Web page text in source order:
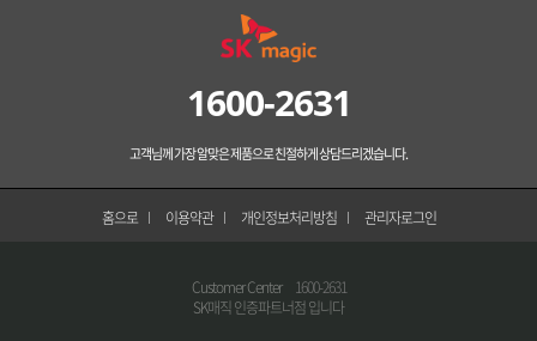
1600-2631
고객님께 가장 알맞은 제품으로 친절하게 상담드리겠습니다.
홈으로 이용약관 개인정보처리방침 관리자로그인
Customer Center 1600-2631
SK매직 인증파트너점 입니다